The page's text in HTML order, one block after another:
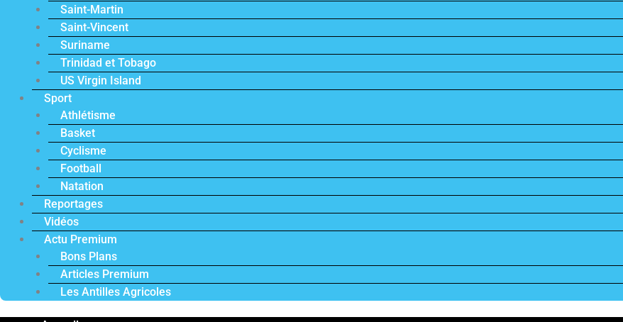
Saint-Martin
Saint-Vincent
Suriname
Trinidad et Tobago
US Virgin Island
Sport
Athlétisme
Basket
Cyclisme
Football
Natation
Reportages
Vidéos
Actu Premium
Bons Plans
Articles Premium
Les Antilles Agricoles